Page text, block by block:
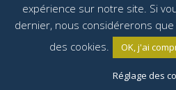
Daoulas - 06 70
expérience sur notre site. Si
dernier, nous considérerons
des cookies.
OK, j'ai
Réglage des